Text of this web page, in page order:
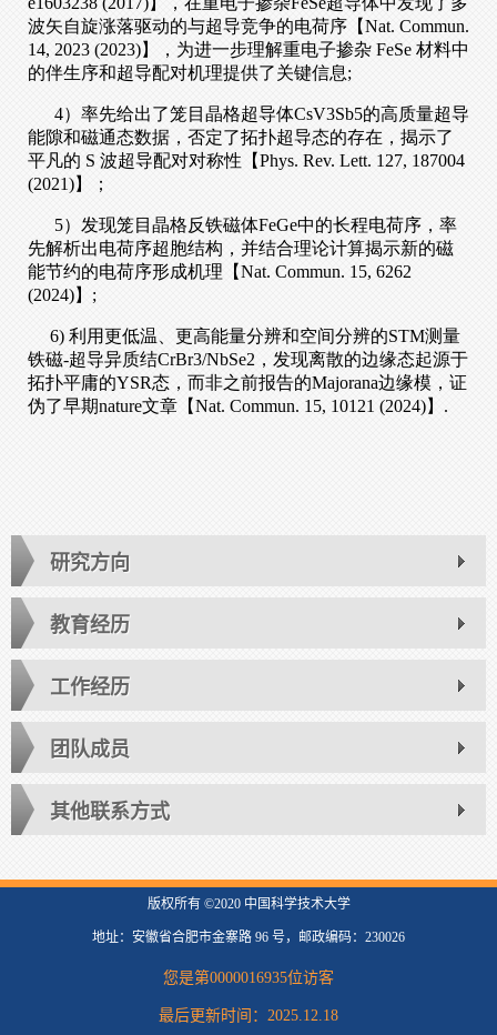
研究方向
教育经历
工作经历
团队成员
其他联系方式
版权所有 ©2020 中国科学技术大学
地址：安徽省合肥市金寨路 96 号，邮政编码：230026
您是第0000016935位访客
最后更新时间： 2025.12.18